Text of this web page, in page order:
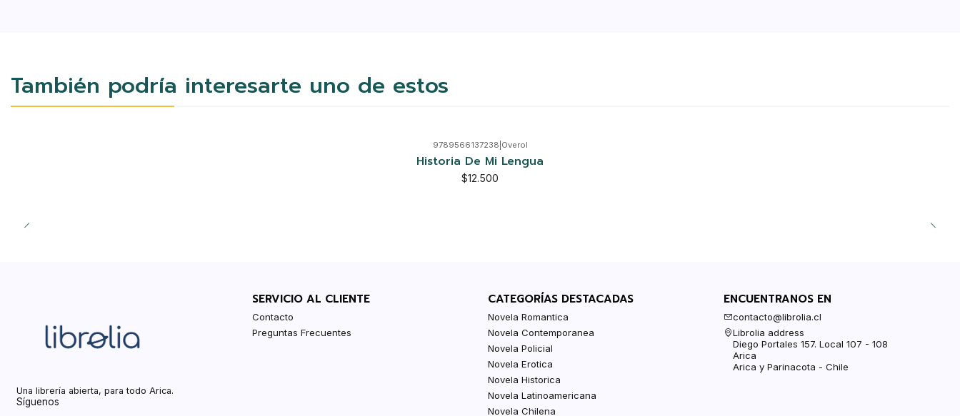
También podría interesarte uno de estos
9789566137238 Overol
Historia De Mi Lengua
$12.500
Una librería abierta, para todo Arica.
Síguenos
SERVICIO AL CLIENTE
Contacto
Preguntas Frecuentes
CATEGORÍAS DESTACADAS
Novela Romantica
Novela Contemporanea
Novela Policial
Novela Erotica
Novela Historica
Novela Latinoamericana
Novela Chilena
ENCUENTRANOS EN
contacto@librolia.cl
Librolia address
Diego Portales 157. Local 107 - 108
Arica
Arica y Parinacota - Chile